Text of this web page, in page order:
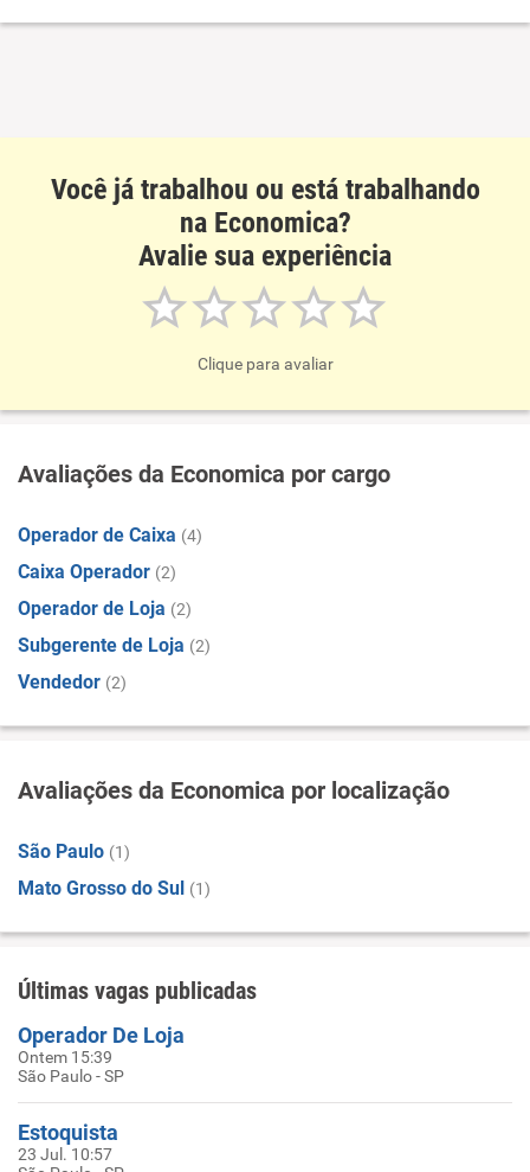
Benefícios
Você já trabalhou ou está trabalhando
na Economica?
Avalie sua experiência
Clique para avaliar
Avaliações da Economica por cargo
Operador de Caixa (4)
Caixa Operador (2)
Operador de Loja (2)
Subgerente de Loja (2)
Vendedor (2)
Avaliações da Economica por localização
São Paulo (1)
Mato Grosso do Sul (1)
Últimas vagas publicadas
Operador De Loja
Ontem 15:39
São Paulo - SP
Estoquista
23 Jul. 10:57